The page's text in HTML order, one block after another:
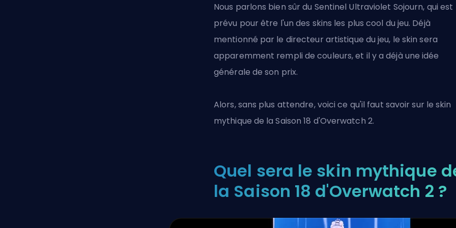
Nous parlons bien sûr du Sentinel Ultraviolet Sojourn, qui est
prévu pour être l'un des skins les plus cool du jeu. Déjà
mentionné par le directeur artistique du jeu, le skin sera
apparemment rempli de couleurs, et il y a déjà une idée
générale de son prix.
Alors, sans plus attendre, voici ce qu'il faut savoir sur le skin
mythique de la Saison 18 d'Overwatch 2.
Quel sera le skin mythique
la Saison 18 d'Overwatch 2 ?